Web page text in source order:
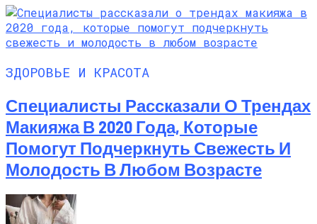
ЗДОРОВЬЕ И КРАСОТА
Специалисты Рассказали О Трендах
Макияжа В 2020 Года, Которые
Помогут Подчеркнуть Свежесть И
Молодость В Любом Возрасте